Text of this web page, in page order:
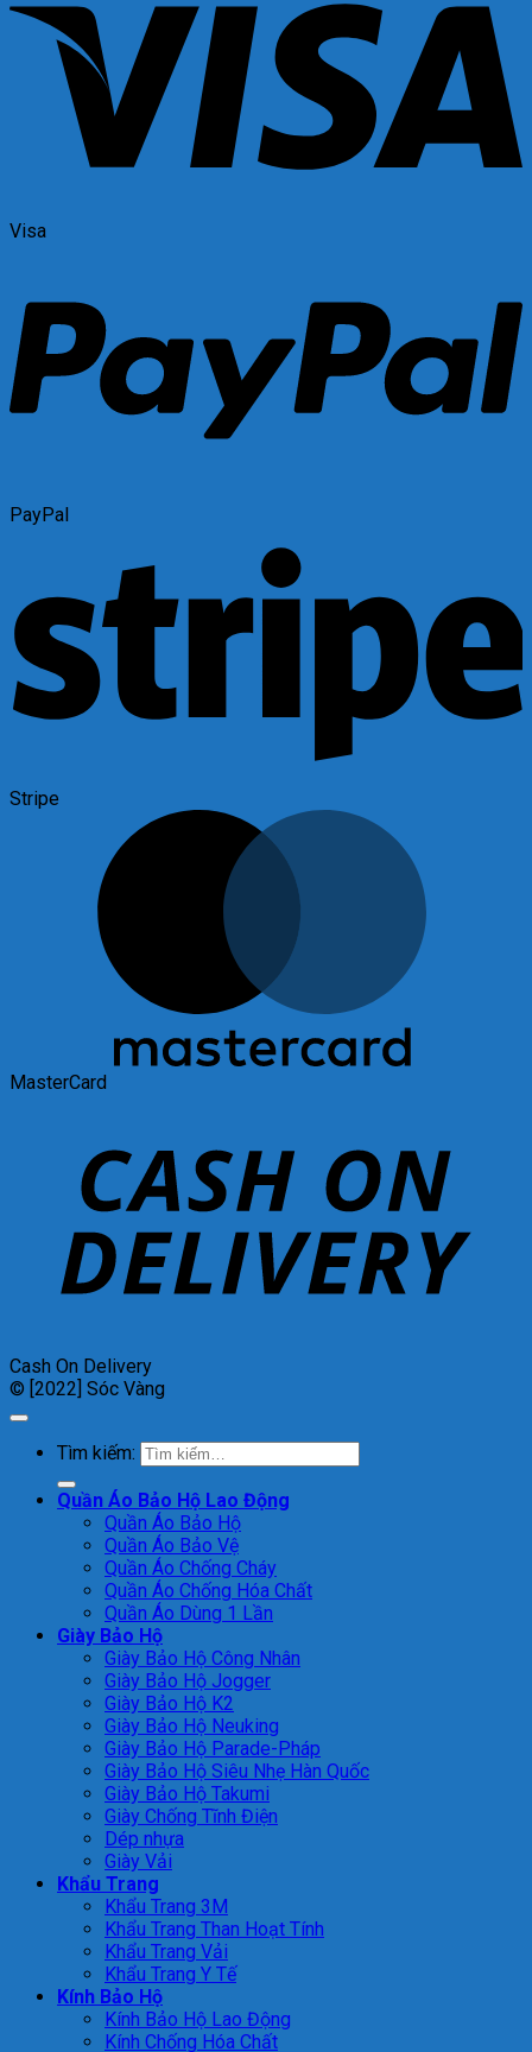
Visa
PayPal
Stripe
MasterCard
Cash On Delivery
© [2022] Sóc Vàng
Tìm kiếm:
Quần Áo Bảo Hộ Lao Động
Quần Áo Bảo Hộ
Quần Áo Bảo Vệ
Quần Áo Chống Cháy
Quần Áo Chống Hóa Chất
Quần Áo Dùng 1 Lần
Giày Bảo Hộ
Giày Bảo Hộ Công Nhân
Giày Bảo Hộ Jogger
Giày Bảo Hộ K2
Giày Bảo Hộ Neuking
Giày Bảo Hộ Parade-Pháp
Giày Bảo Hộ Siêu Nhẹ Hàn Quốc
Giày Bảo Hộ Takumi
Giày Chống Tĩnh Điện
Dép nhựa
Giày Vải
Khẩu Trang
Khẩu Trang 3M
Khẩu Trang Than Hoạt Tính
Khẩu Trang Vải
Khẩu Trang Y Tế
Kính Bảo Hộ
Kính Bảo Hộ Lao Động
Kính Chống Hóa Chất